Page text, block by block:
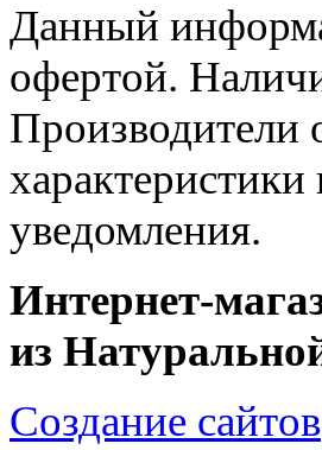
Данный
офертой.
Производители
уведомления.
Интернет-
из
Создание сайтов